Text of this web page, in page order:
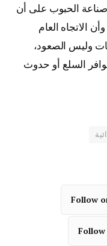
الحبوب على أن
الاتجاه العام
وليس الصعود،
السلع أو حدوث
Follow